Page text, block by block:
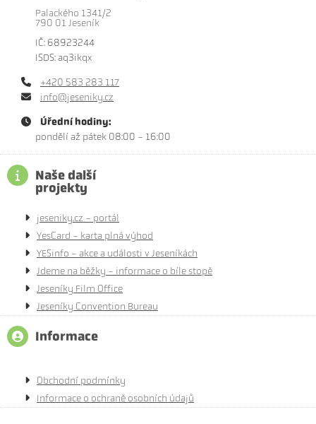
Palackého 1341/2
790 01 Jeseník
IČ: 68923244
ISDS: aq3ikqx
+420 583 283 117
info@jeseniky.cz
Úřední hodiny:
pondělí až pátek 08:00 - 16:00
Naše další
projekty
jeseniky.cz - portál
YesCard - karta plná výhod
YESinfo - akce a události v Jeseníkách
Jdeme na běžky - informace o bíle stopě
Jeseníky Film Office
Jeseníky Convention Bureau
Informace
Obchodní podmínky
Informace o ochraně osobních údajů